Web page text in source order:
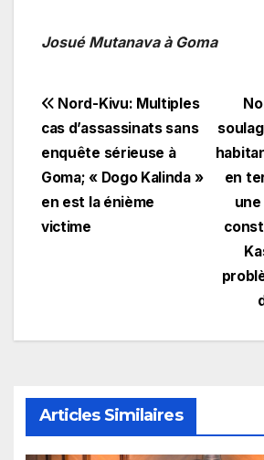
Josué Mutanava à Goma
Navigation
de
l’article
en
Nord-Kivu: Multiples
cas d’assassinats sans
enquête sérieuse à
Goma; « Dogo Kalinda »
en est la énième
victime
Articles Similaires